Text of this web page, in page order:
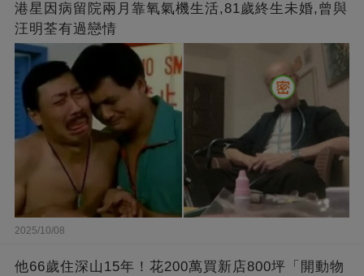
港星因病留院兩月靠氧氣機生活,81歲終生未婚,曾與
汪明荃有過戀情
2025/10/08
他66歲住深山15年！花200萬買新店800坪「開動物